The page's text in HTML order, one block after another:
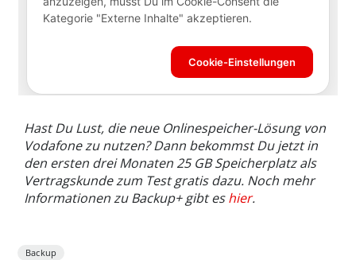
Hast Du Lust, die neue Onlinespeicher-Lösung von
Vodafone zu nutzen? Dann bekommst Du jetzt in
den ersten drei Monaten 25 GB Speicherplatz als
Vertragskunde zum Test gratis dazu. Noch mehr
Informationen zu Backup+ gibt eshier.
Backup